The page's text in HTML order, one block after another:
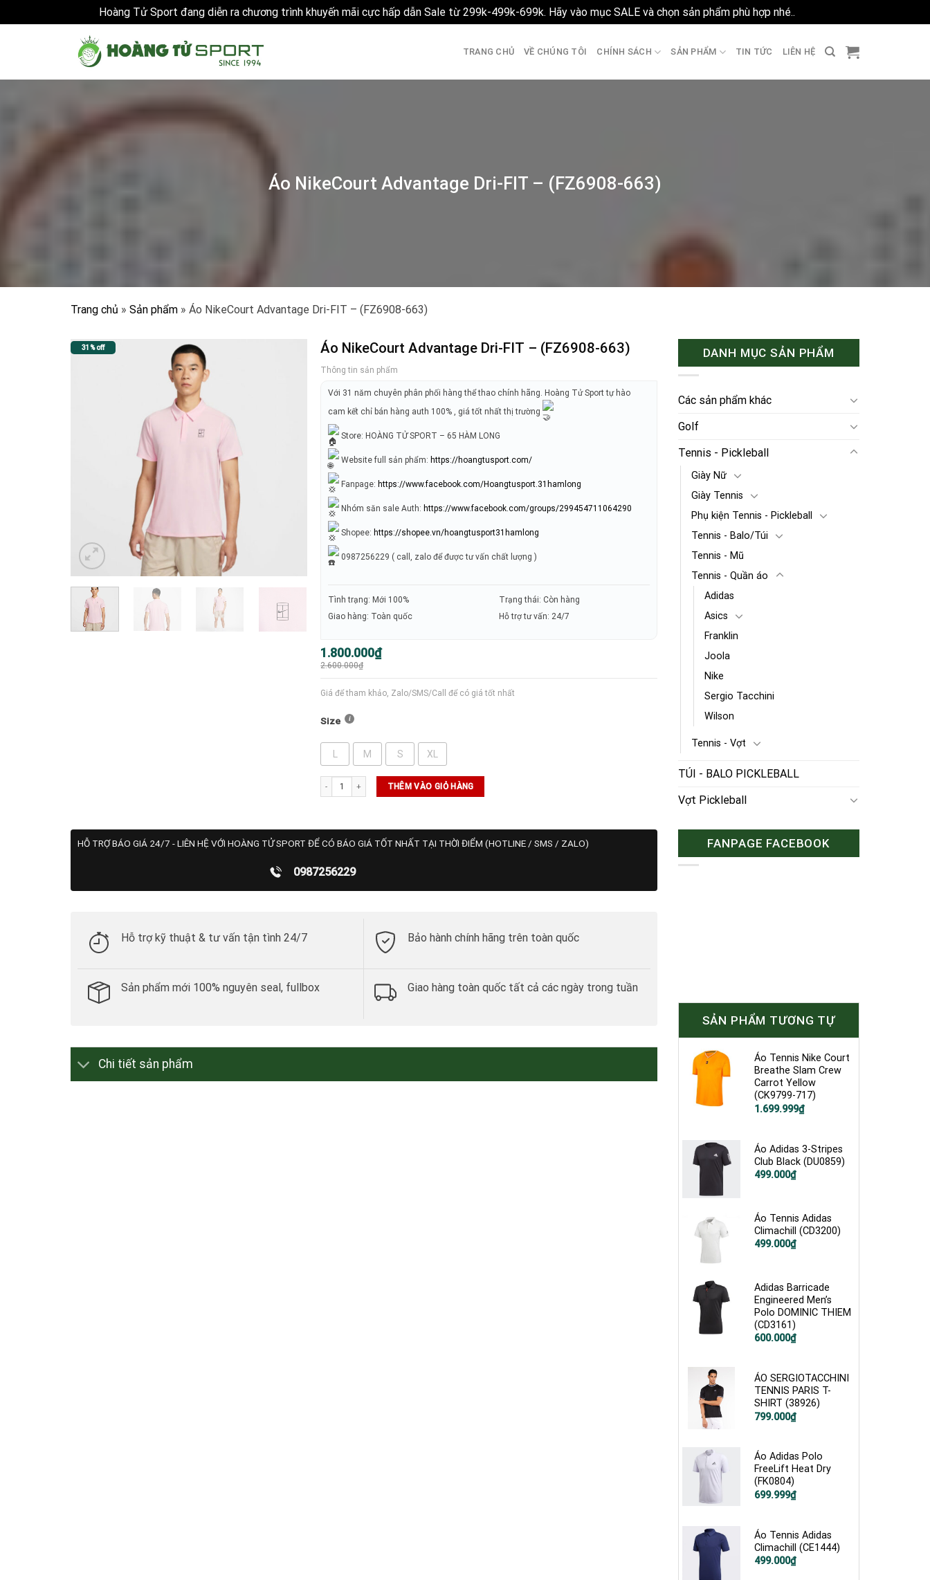
Hoàng Tử Sport đang diễn ra chương trình khuyến mãi cực hấp dẫn Sale từ 299k-499k-699k. Hãy vào mục SALE và chọn sản phẩm phù hợp nhé..
TRANG CHỦ VỀ CHÚNG TÔI CHÍNH SÁCH SẢN PHẨM TIN TỨC LIÊN HỆ
Áo NikeCourt Advantage Dri-FIT – (FZ6908-663)
Trang chủ » Sản phẩm » Áo NikeCourt Advantage Dri-FIT – (FZ6908-663)
31% off Áo NikeCourt Advantage Dri-FIT – (FZ6908-663)
Thông tin sản phẩm
Với 31 năm chuyên phân phối hàng thể thao chính hãng. Hoàng Tử Sport tự hào
cam kết chỉ bán hàng auth 100% , giá tốt nhất thị trường
Store: HOÀNG TỬ SPORT – 65 HÀM LONG
Website full sản phẩm: https://hoangtusport.com/
Fanpage: https://www.facebook.com/Hoangtusport.31hamlong
Nhóm săn sale Auth: https://www.facebook.com/groups/299454711064290
Shopee: https://shopee.vn/hoangtusport31hamlong
0987256229 ( call, zalo để được tư vấn chất lượng )
Tình trạng: Mới 100%
Giao hàng: Toàn quốc
Trạng thái: Còn hàng
Hỗ trợ tư vấn: 24/7
2.600.000₫
Giá
gốc
là:
1.800.000₫
Giá
hiện
tại
Giá để tham khảo, Zalo/SMS/Call để có giá tốt nhất
Size
M S XL
Áo NikeCourt Advantage Dri-FIT - (FZ6908-663) số lượng
THÊM VÀO GIỎ HÀNG
HỖ TRỢ BÁO GIÁ 24/7 - LIÊN HỆ VỚI HOÀNG TỬ SPORT ĐỂ CÓ BÁO GIÁ TỐT NHẤT TẠI THỜI ĐIỂM (HOTLINE / SMS / ZALO)
0987256229
Hỗ trợ kỹ thuật & tư vấn tận tình 24/7 Bảo hành chính hãng trên toàn quốc
Sản phẩm mới 100% nguyên seal, fullbox Giao hàng toàn quốc tất cả các ngày trong tuần
Chi tiết sản phẩm
DANH MỤC SẢN PHẨM
Các sản phẩm khác
Golf
Tennis - Pickleball
Giày Nữ
Giày Tennis
Phụ kiện Tennis - Pickleball
Tennis - Balo/Túi
Tennis - Mũ
Tennis - Quần áo
Adidas
Asics
Franklin
Joola
Nike
Sergio Tacchini
Wilson
Tennis - Vợt
TÚI - BALO PICKLEBALL
Vợt Pickleball
FANPAGE FACEBOOK
SẢN PHẨM TƯƠNG TỰ
Áo Tennis Nike Court
Breathe Slam Crew
Carrot Yellow
(CK9799-717)
Giá
1.699.999₫
Giá
1.699.999₫.
Áo Adidas 3-Stripes
Club Black (DU0859)
Giá
499.000₫
Giá
499.000₫.
Áo Tennis Adidas
Climachill (CD3200)
Giá
499.000₫
Giá
499.000₫.
Adidas Barricade
Engineered Men’s
Polo DOMINIC THIEM
(CD3161)
Giá
600.000₫
Giá
600.000₫.
ÁO SERGIOTACCHINI
TENNIS PARIS T-
SHIRT (38926)
799.000₫
Áo Adidas Polo
FreeLift Heat Dry
(FK0804)
Giá
699.999₫
Giá
699.999₫.
Áo Tennis Adidas
Climachill (CE1444)
Giá
499.000₫
Giá